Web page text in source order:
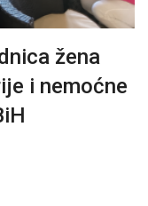
žena
i nemoćne